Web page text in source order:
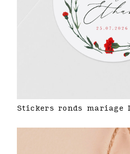
Stickers ronds mariage